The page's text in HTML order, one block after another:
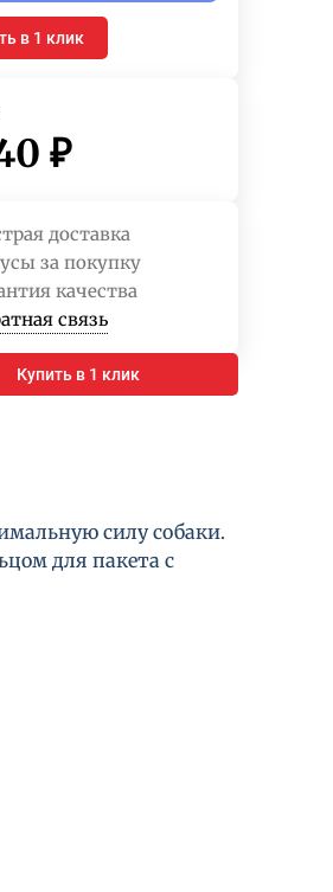
в 1 клик
₽
доставка
за покупку
качества
связь
Купить в 1 клик
силу собаки.
для пакета с